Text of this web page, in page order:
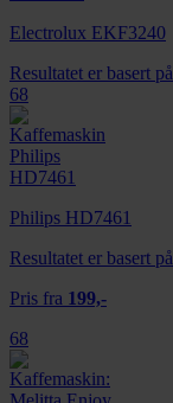
Electrolux EKF3240
Resultatet er basert på
68
Philips HD7461
Resultatet er basert på
Pris fra 199,-
68